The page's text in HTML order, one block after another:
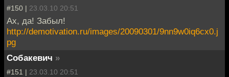
#150 | 23.03.10 20:51
Ах, да! Забыл!
http://demotivation.ru/images/20090301/9nn9w0iq6cx0.j
pg
Собакевич »
#151 | 23.03.10 20:51